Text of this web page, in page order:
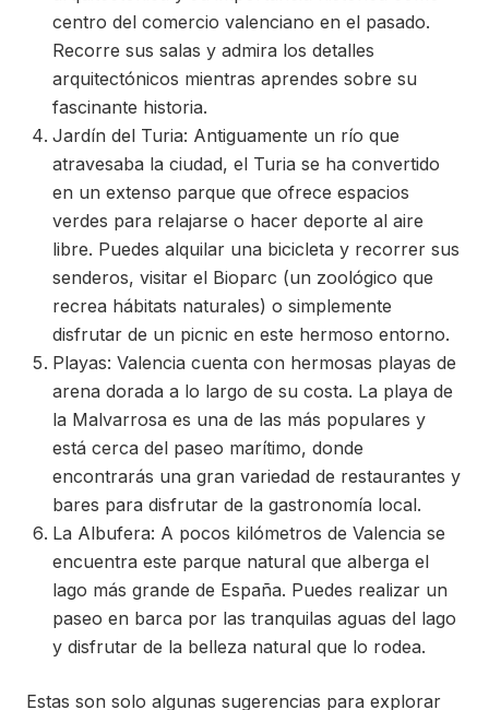
centro del comercio valenciano en el pasado.
Recorre sus salas y admira los detalles
arquitectónicos mientras aprendes sobre su
fascinante historia.
Jardín del Turia: Antiguamente un río que
atravesaba la ciudad, el Turia se ha convertido
en un extenso parque que ofrece espacios
verdes para relajarse o hacer deporte al aire
libre. Puedes alquilar una bicicleta y recorrer sus
senderos, visitar el Bioparc (un zoológico que
recrea hábitats naturales) o simplemente
disfrutar de un picnic en este hermoso entorno.
Playas: Valencia cuenta con hermosas playas de
arena dorada a lo largo de su costa. La playa de
la Malvarrosa es una de las más populares y
está cerca del paseo marítimo, donde
encontrarás una gran variedad de restaurantes y
bares para disfrutar de la gastronomía local.
La Albufera: A pocos kilómetros de Valencia se
encuentra este parque natural que alberga el
lago más grande de España. Puedes realizar un
paseo en barca por las tranquilas aguas del lago
y disfrutar de la belleza natural que lo rodea.
Estas son solo algunas sugerencias para explorar